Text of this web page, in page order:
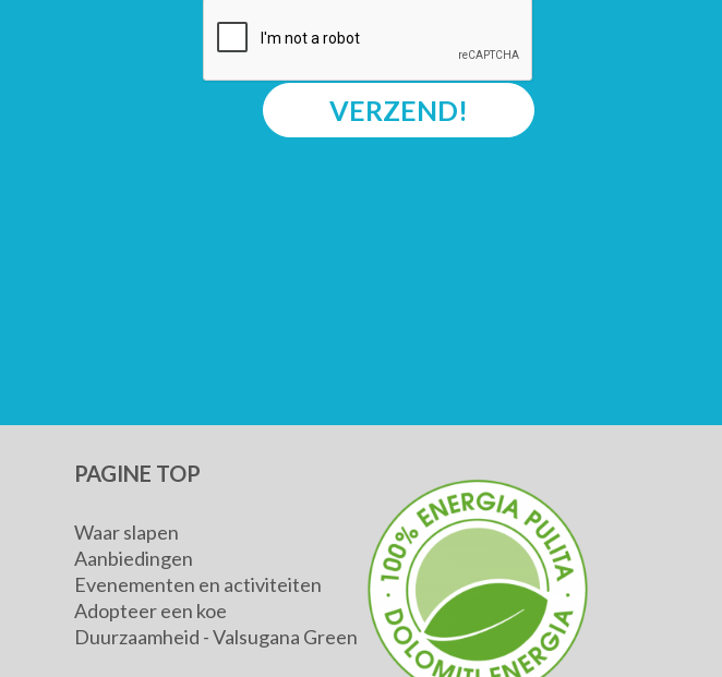
VERZEND!
PAGINE TOP
Waar slapen
Aanbiedingen
Evenementen en activiteiten
Adopteer een koe
Duurzaamheid - Valsugana Green